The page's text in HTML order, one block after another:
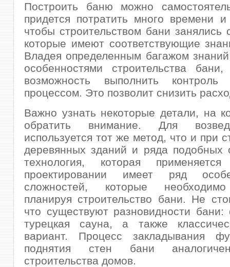
Построить баню можно
придется потратить много времени
чтобы строительством бани занялись
которые имеют соответствующие
Владея определенным багажом
особенностями строительства
возможность выполнить
процессом. Это позволит снизить
Важно узнать некоторые детали, на
обратить внимание. Для
используется тот же метод, что и при
деревянных зданий и ряда подобных
технология, которая
проектировании имеет ряд
сложностей, которые
планируя строительство бани. Не
что существуют разновидности
турецкая сауна, а также
вариант. Процесс закладывания
поднятия стен бани
строительства домов.